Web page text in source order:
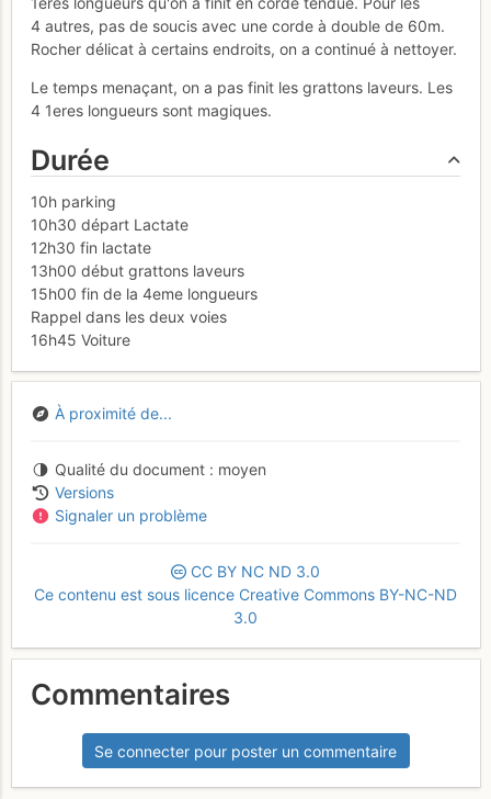
4 autres, pas de soucis avec une corde à double de 60m.
Rocher délicat à certains endroits, on a continué à nettoyer.
Le temps menaçant, on a pas finit les grattons laveurs. Les
4 1eres longueurs sont magiques.
Durée
10h parking
10h30 départ Lactate
12h30 fin lactate
13h00 début grattons laveurs
15h00 fin de la 4eme longueurs
Rappel dans les deux voies
16h45 Voiture
À proximité de...
Qualité du document
moyen
Versions
Signaler un problème
CC BY NC ND 3.0
Ce contenu est sous licence Creative Commons BY-NC-ND
3.0
Commentaires
Se connecter pour poster un commentaire